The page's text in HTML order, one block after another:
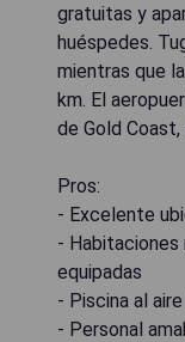
gratuitas y
huéspedes.
mientras que
km. El
de Gold
Pros:
- Excelente
- Habitaciones
equipadas
- Piscina al
- Personal